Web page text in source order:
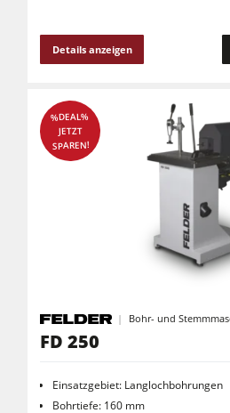
Brikettierpressen
Heizplattenpressen &
Rohluftabsauggeräte
Reinluftabsauggeräte &
Vorschubapparate
Automatisierung &
Details anzeigen
%DEAL%
JETZT
SPAREN!
Bohr- und
FD 250
Einsatzgebiet: Langlochbohrungen
Bohrtiefe: 160 mm